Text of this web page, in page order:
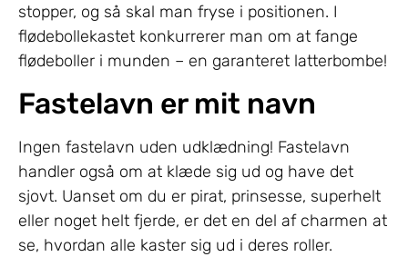
stopper, og så skal man fryse i positionen. I
flødebollekastet konkurrerer man om at fange
flødeboller i munden – en garanteret latterbombe!
Fastelavn er mit navn
Ingen fastelavn uden udklædning! Fastelavn
handler også om at klæde sig ud og have det
sjovt. Uanset om du er pirat, prinsesse, superhelt
eller noget helt fjerde, er det en del af charmen at
se, hvordan alle kaster sig ud i deres roller.